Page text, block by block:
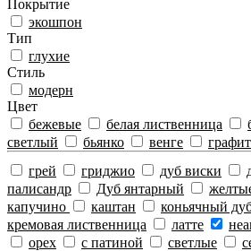
Покрытиe
экошпон
Тип
глухие
Стиль
модерн
Цвeт
бежевые
белая лиственница
светлый
бьянко венге
графит
грей
гриджио дуб виски
палисандр
Дуб янтарный
капучино
каштан коньячный
кремовая лиственница
латте
орех
с патиной светлые